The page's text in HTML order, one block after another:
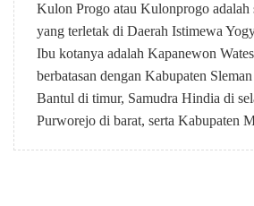
Kulon Progo atau Kulonprogo adalah
yang terletak di Daerah Istimewa
Ibu kotanya adalah Kapanewon
berbatasan dengan Kabupaten
Bantul di timur, Samudra Hindia di
Purworejo di barat, serta Kabupaten